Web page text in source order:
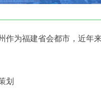
作为福建省会都市，近年
划